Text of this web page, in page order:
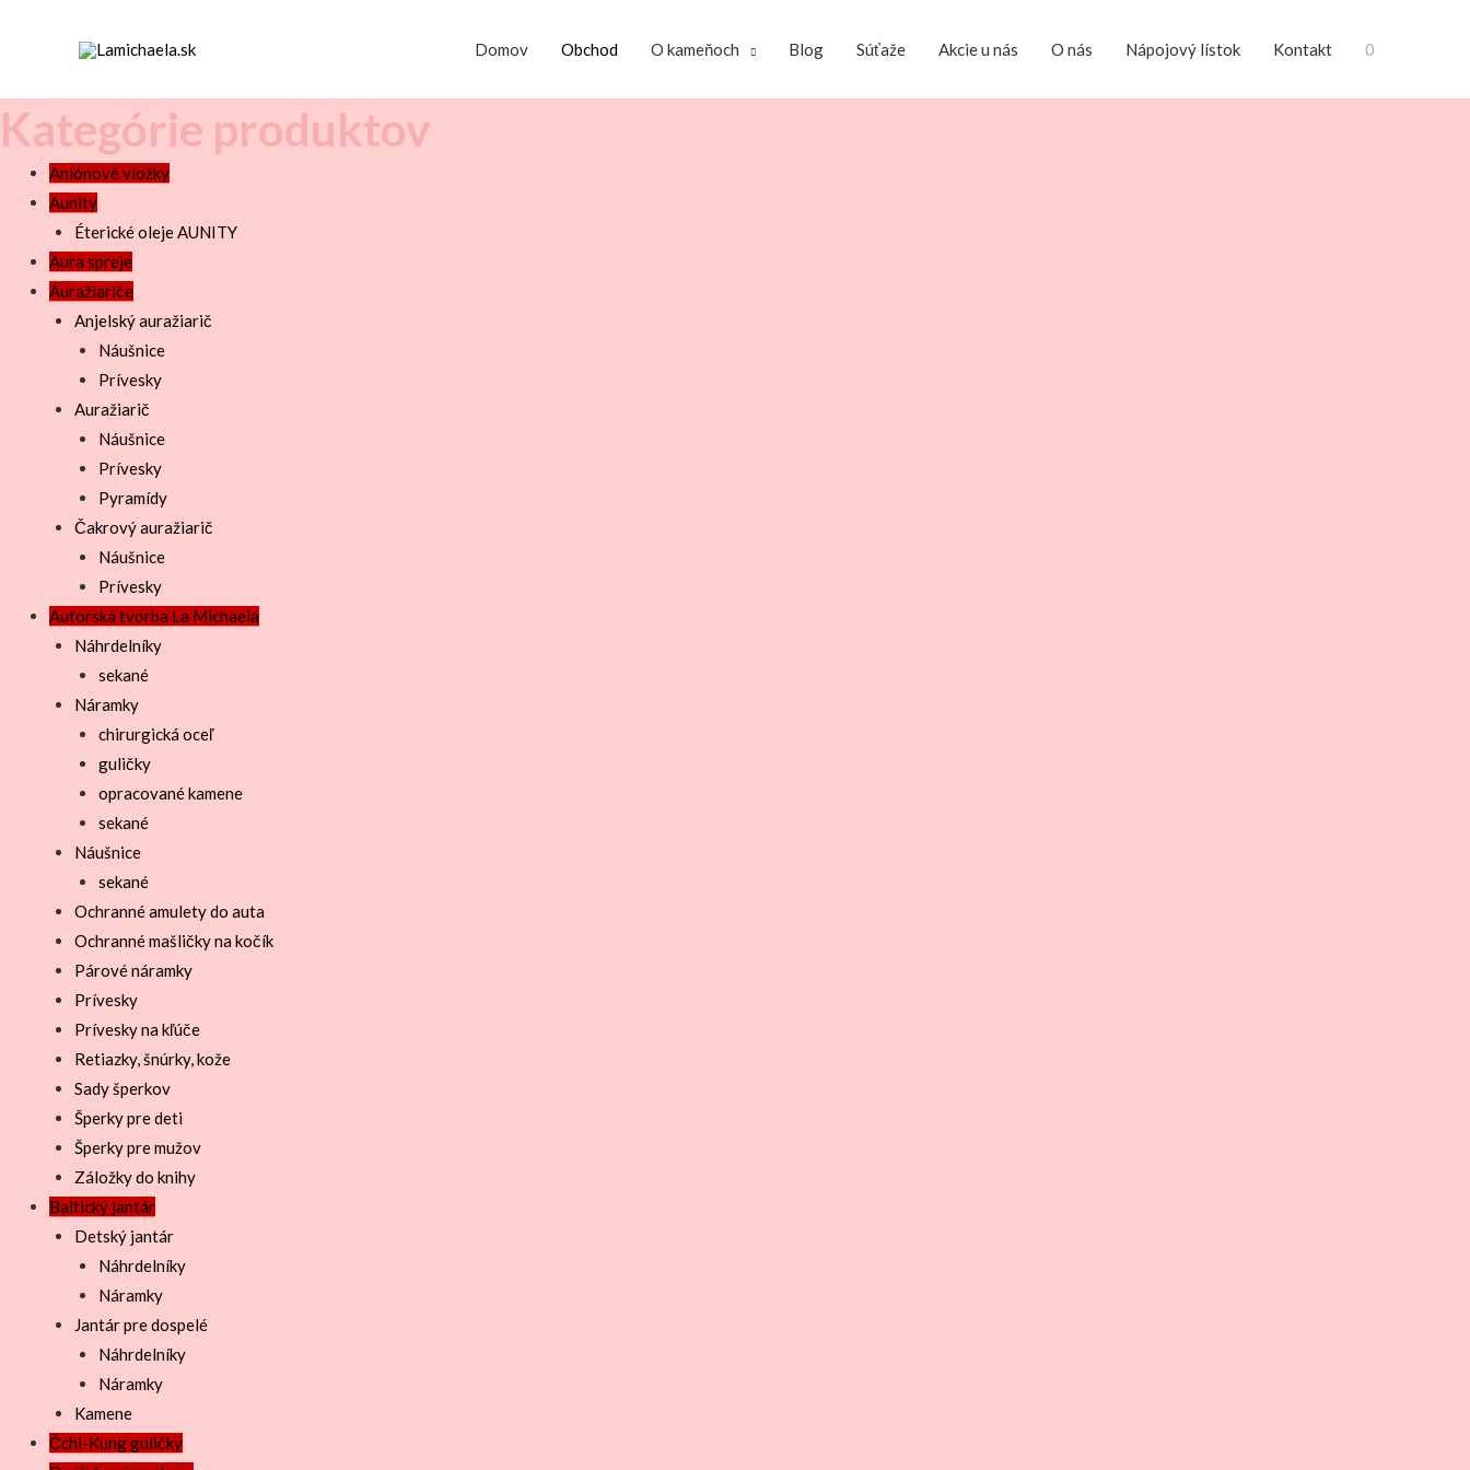
Domov Obchod O kameňoch Blog Súťaže Akcie u nás O nás Nápojový lístok Kontakt 0
Kategórie produktov
Aniónové vložky
Aunity
Éterické oleje AUNITY
Aura spreje
Auražiariče
Anjelský auražiarič
Náušnice
Prívesky
Auražiarič
Náušnice
Prívesky
Pyramídy
Čakrový auražiarič
Náušnice
Prívesky
Autorská tvorba La Michaela
Náhrdelníky
sekané
Náramky
chirurgická oceľ
guličky
opracované kamene
sekané
Náušnice
sekané
Ochranné amulety do auta
Ochranné mašličky na kočík
Párové náramky
Prívesky
Prívesky na kľúče
Retiazky, šnúrky, kože
Sady šperkov
Šperky pre deti
Šperky pre mužov
Záložky do knihy
Baltický jantár
Detský jantár
Náhrdelníky
Náramky
Jantár pre dospelé
Náhrdelníky
Náramky
Kamene
Čchi-Kung guličky